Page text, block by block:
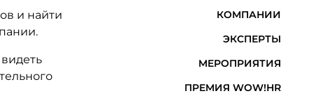
КОМПАНИИ
ЭКСПЕРТЫ
МЕРОПРИЯТИЯ
ПРЕМИЯ WOW!HR
и найти